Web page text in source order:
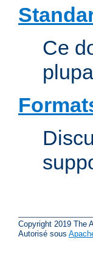
Ce
Copyright 2019 The
Autorisé sous